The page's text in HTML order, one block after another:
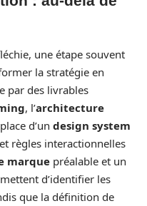
une étape souvent
la stratégie en
par des livrables
, l’architecture
d’un design system
règles interactionnelles
marque préalable et un
d’identifier les
que la définition de